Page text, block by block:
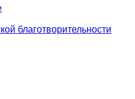
благотворительности